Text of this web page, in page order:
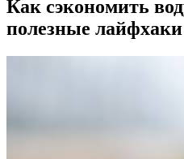
Как сэкономить
полезные лайфхаки